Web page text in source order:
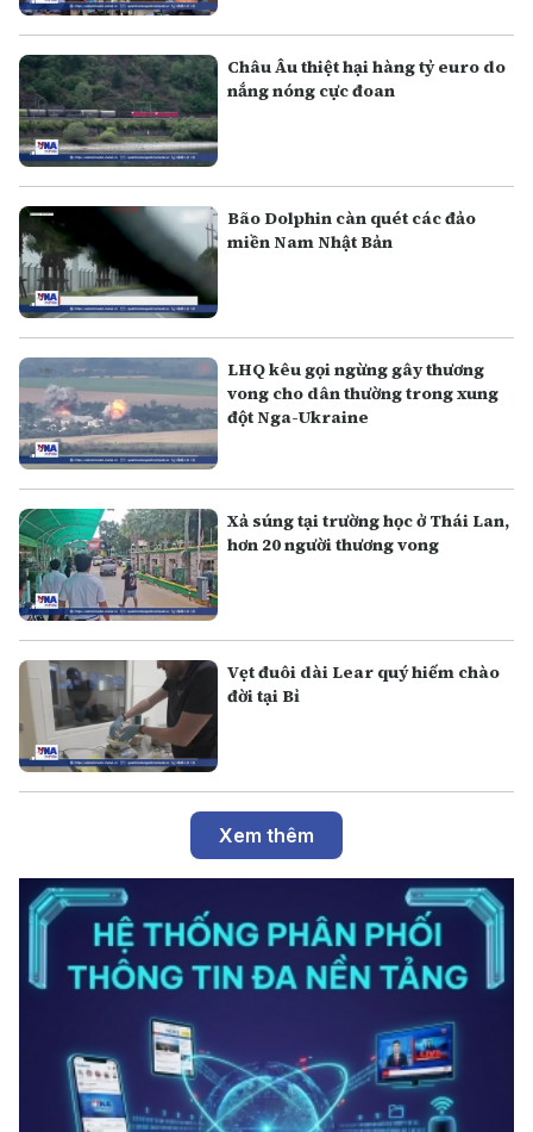
Châu Âu thiệt hại hàng tỷ euro do
nắng nóng cực đoan
Bão Dolphin càn quét các đảo
miền Nam Nhật Bản
LHQ kêu gọi ngừng gây thương
vong cho dân thường trong xung
đột Nga-Ukraine
Xả súng tại trường học ở Thái Lan,
hơn 20 người thương vong
Vẹt đuôi dài Lear quý hiếm chào
đời tại Bỉ
Xem thêm